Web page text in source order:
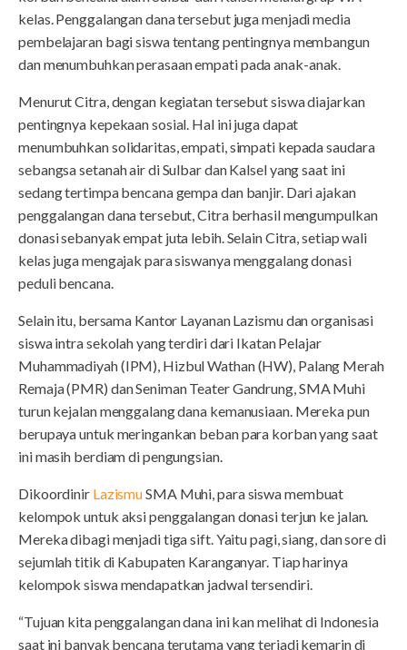
kelas. Penggalangan dana tersebut juga menjadi media
pembelajaran bagi siswa tentang pentingnya membangun
dan menumbuhkan perasaan empati pada anak-anak.
Menurut Citra, dengan kegiatan tersebut siswa diajarkan
pentingnya kepekaan sosial. Hal ini juga dapat
menumbuhkan solidaritas, empati, simpati kepada saudara
sebangsa setanah air di Sulbar dan Kalsel yang saat ini
sedang tertimpa bencana gempa dan banjir. Dari ajakan
penggalangan dana tersebut, Citra berhasil mengumpulkan
donasi sebanyak empat juta lebih. Selain Citra, setiap wali
kelas juga mengajak para siswanya menggalang donasi
peduli bencana.
Selain itu, bersama Kantor Layanan Lazismu dan organisasi
siswa intra sekolah yang terdiri dari Ikatan Pelajar
Muhammadiyah (IPM), Hizbul Wathan (HW), Palang Merah
Remaja (PMR) dan Seniman Teater Gandrung, SMA Muhi
turun kejalan menggalang dana kemanusiaan. Mereka pun
berupaya untuk meringankan beban para korban yang saat
ini masih berdiam di pengungsian.
Dikoordinir LazismuSMA Muhi, para siswa membuat
kelompok untuk aksi penggalangan donasi terjun ke jalan.
Mereka dibagi menjadi tiga sift. Yaitu pagi, siang, dan sore di
sejumlah titik di Kabupaten Karanganyar. Tiap harinya
kelompok siswa mendapatkan jadwal tersendiri.
“Tujuan kita penggalangan dana ini kan melihat di Indonesia
saat ini banyak bencana terutama yang terjadi kemarin di